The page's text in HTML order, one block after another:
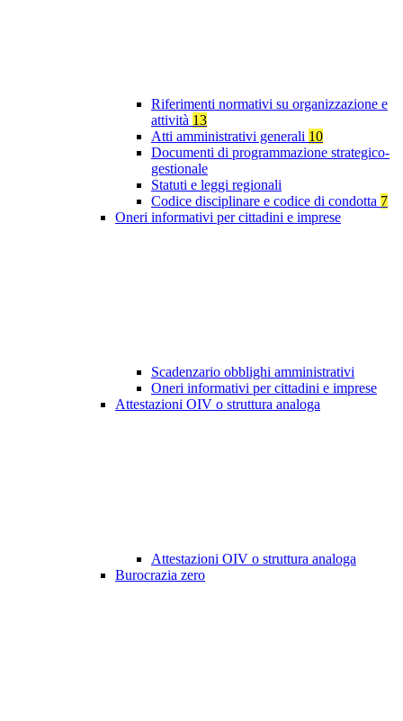
Riferimenti normativi su organizzazione e
attività 13
Atti amministrativi generali 10
Documenti di programmazione strategico-
gestionale
Statuti e leggi regionali
Codice disciplinare e codice di condotta 7
Oneri informativi per cittadini e imprese
Scadenzario obblighi amministrativi
Oneri informativi per cittadini e imprese
Attestazioni OIV o struttura analoga
Attestazioni OIV o struttura analoga
Burocrazia zero